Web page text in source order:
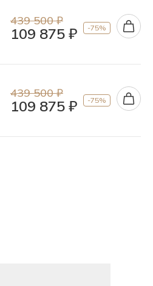
439 500 ₽
109 875 ₽ -75%
439 500 ₽
109 875 ₽ -75%